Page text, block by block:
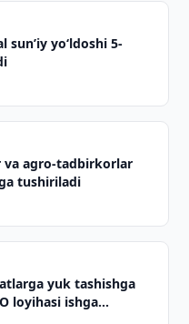
yo‘ldoshi 5-
va agro-tadbirkorlar
tushiriladi
yuk tashishga
loyihasi ishga